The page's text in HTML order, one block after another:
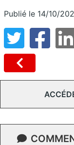
Publié le 14/10/